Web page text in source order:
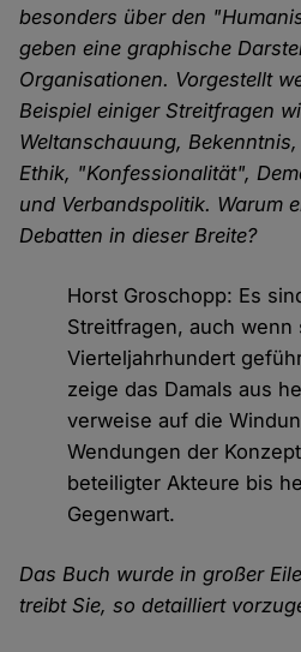
besonders über den
geben eine graphische
Organisationen. Vorgestellt
Beispiel einiger Streitfragen
Weltanschauung,
Ethik, "Konfessionalität",
und Verbandspolitik. Warum
Debatten in dieser Breite?
Horst Groschopp: Es
Streitfragen, auch wenn
Vierteljahrhundert
zeige das Damals aus
verweise auf die
Wendungen der
beteiligter Akteure bis
Gegenwart.
Das Buch wurde in großer
treibt Sie, so detailliert